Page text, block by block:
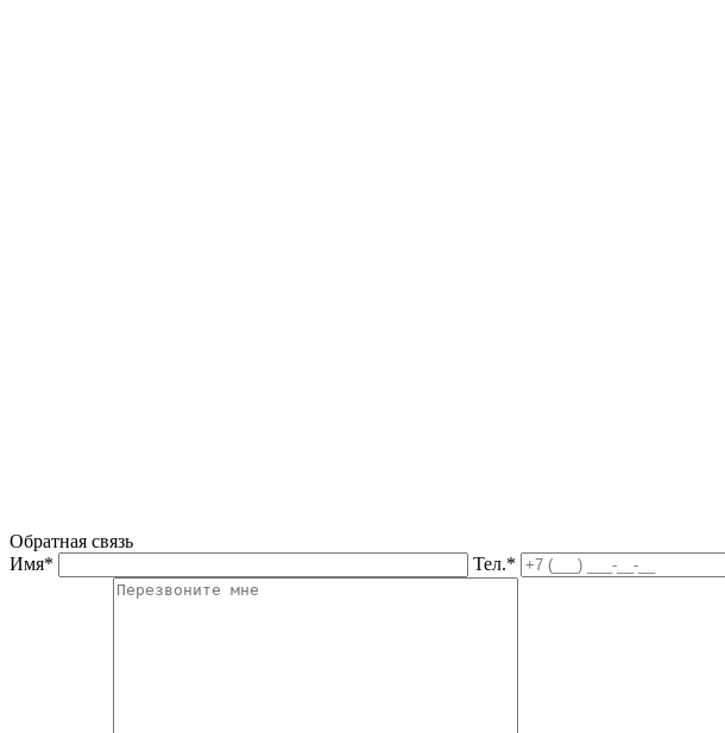
Обратная связь
Имя*
Тел.*